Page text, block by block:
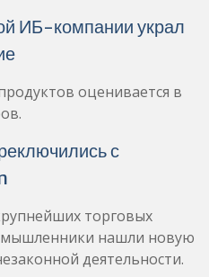
ИБ-компании украл
оценивается в
с
торговых
нашли новую
деятельности.